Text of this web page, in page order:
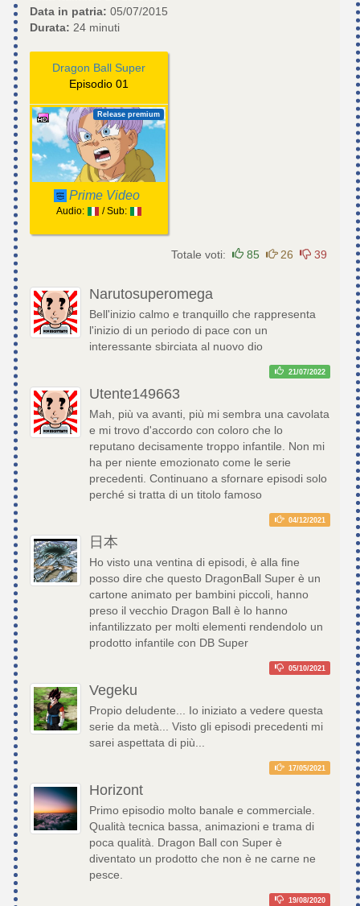
Data in patria: 05/07/2015
Durata: 24 minuti
Dragon Ball Super
Episodio 01
Release premium
Prime Video
Audio: / Sub:
Totale voti: 85 26 39
Narutosuperomega
Bell'inizio calmo e tranquillo che rappresenta
l'inizio di un periodo di pace con un
interessante sbirciata al nuovo dio
21/07/2022
Utente149663
Mah, più va avanti, più mi sembra una cavolata
e mi trovo d'accordo con coloro che lo
reputano decisamente troppo infantile. Non mi
ha per niente emozionato come le serie
precedenti. Continuano a sfornare episodi solo
perché si tratta di un titolo famoso
04/12/2021
日本
Ho visto una ventina di episodi, è alla fine
posso dire che questo DragonBall Super è un
cartone animato per bambini piccoli, hanno
preso il vecchio Dragon Ball è lo hanno
infantilizzato per molti elementi rendendolo un
prodotto infantile con DB Super
05/10/2021
Vegeku
Propio deludente... Io iniziato a vedere questa
serie da metà... Visto gli episodi precedenti mi
sarei aspettata di più...
17/05/2021
Horizont
Primo episodio molto banale e commerciale.
Qualità tecnica bassa, animazioni e trama di
poca qualità. Dragon Ball con Super è
diventato un prodotto che non è ne carne ne
pesce.
19/08/2020